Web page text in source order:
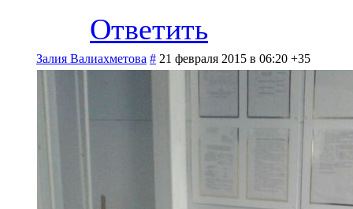
Ответить
Залия Валиахметова # 21 февраля 2015 в 06:20 +35